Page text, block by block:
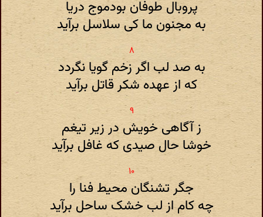
پروبال طوفان بودموج دریا
به مجنون ما کی سلاسل برآید
به صد لب اگر زخم گویا نگردد
که از عهده شکر قاتل برآید
ز آگاهی خویش در زیر تیغم
خوشا حال صیدی که غافل برآید
جگر تشنگان محیط فنا را
چه کام از لب خشک ساحل برآید